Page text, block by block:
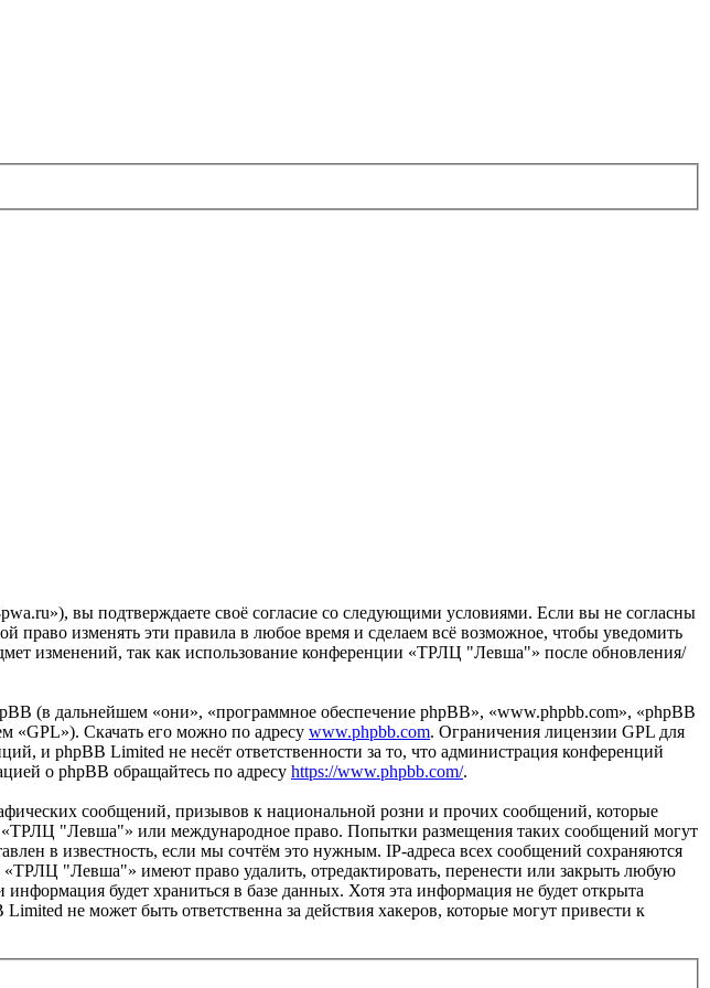
вы подтверждаете своё согласие со следующими условиями. Если вы не согласны
изменять эти правила в любое время и сделаем всё возможное, чтобы уведомить
изменений, так как использование конференции «ТРЛЦ "Левша"» после обновления/
(в дальнейшем «они», «программное обеспечение phpBB», «www.phpbb.com», «phpBB
«GPL»). Скачать его можно по адресу www.phpbb.com. Ограничения лицензии GPL для
и phpBB Limited не несёт ответственности за то, что администрация конференций
о phpBB обращайтесь по адресу https://www.phpbb.com/.
сообщений, призывов к национальной розни и прочих сообщений, которые
«ТРЛЦ "Левша"» или международное право. Попытки размещения таких сообщений могут
в известность, если мы сочтём это нужным. IP-адреса всех сообщений сохраняются
"Левша"» имеют право удалить, отредактировать, перенести или закрыть любую
будет храниться в базе данных. Хотя эта информация не будет открыта
не может быть ответственна за действия хакеров, которые могут привести к